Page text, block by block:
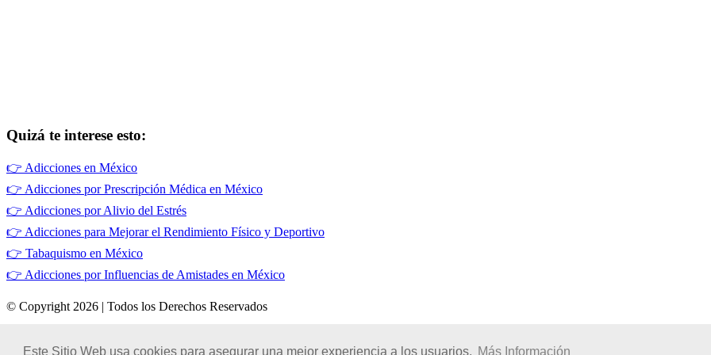
Este Sitio Web usa cookies para asegurar una mejor experiencia a los usuarios. Más Información
Quizá te interese esto:
👉 Adicciones en México
👉 Adicciones por Prescripción Médica en México
👉 Adicciones por Alivio del Estrés
👉 Adicciones para Mejorar el Rendimiento Físico y Deportivo
👉 Tabaquismo en México
👉 Adicciones por Influencias de Amistades en México
© Copyright 2026 | Todos los Derechos Reservados